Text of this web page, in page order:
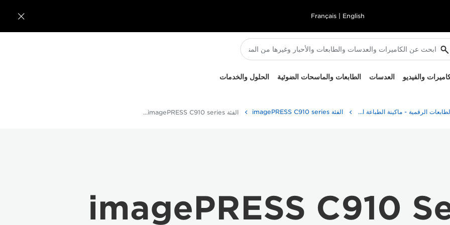
English
Français

والفيديو العدسات الطابعات والماسحات الضوئية الحلول والخدمات
الطابعات الرقمية - ماكينة الطباعة الرقمية الفئة imagePRESS C910 series الفئة imagePRESS C910 series - المواصفات